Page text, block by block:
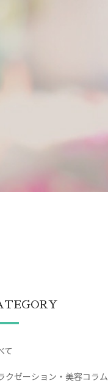
て
クゼーション・美容コラム